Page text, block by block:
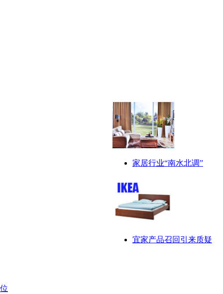
家居行业“南水北调”
宜家产品召回引来质疑